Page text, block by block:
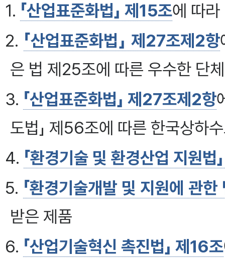
1. 「산업표준화법」 제15조에 따
2. 「산업표준화법」 제27조제2항
은 법 제25조에 따른 우수한 단
3. 「산업표준화법」 제27조제2항
도법」 제56조에 따른 한국상하
4. 「환경기술 및 환경산업 지원법
5. 「환경기술개발 및 지원에 관한
받은 제품
6. 「산업기술혁신 촉진법」 제16조